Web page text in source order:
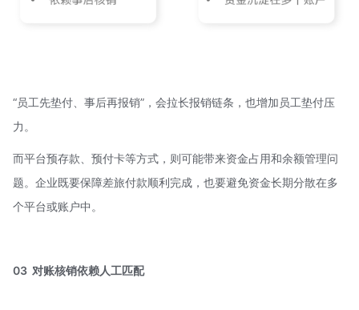
“员工先垫付、事后再报销”，会拉长报销链条，也增加员工垫付压
力。
而平台预存款、预付卡等方式，则可能带来资金占用和余额管理问
题。企业既要保障差旅付款顺利完成，也要避免资金长期分散在多
个平台或账户中。
03 对账核销依赖人工匹配